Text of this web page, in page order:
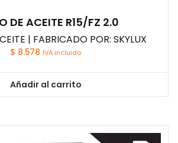
DE ACEITE R15/FZ 2.0
| FABRICADO POR: SKYLUX
$ 8.578 IVA incluido
Añadir al carrito